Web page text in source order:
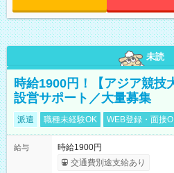
未読
時給1900円！【アジア競技
設営サポート／大量募集
派遣 職種未経験OK WEB登録・面接
給与
時給1900円
交通費別途支給あり